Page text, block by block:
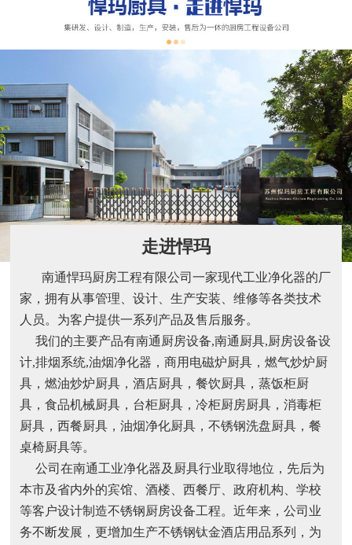
走进悍玛
南通悍玛厨房工程有限公司一家现代工业净化器的厂
家，拥有从事管理、设计、生产安装、维修等各类技术
人员。为客户提供一系列产品及售后服务。
我们的主要产品有南通厨房设备,南通厨具,厨房设备设
计,排烟系统,油烟净化器，商用电磁炉厨具，燃气炒炉厨
具，燃油炒炉厨具，酒店厨具，餐饮厨具，蒸饭柜厨
具，食品机械厨具，台柜厨具，冷柜厨房厨具，消毒柜
厨具，西餐厨具，油烟净化厨具，不锈钢洗盘厨具，餐
桌椅厨具等。
公司在南通工业净化器及厨具行业取得地位，先后为
本市及省内外的宾馆、酒楼、西餐厅、政府机构、学校
等客户设计制造不锈钢厨房设备工程。近年来，公司业
务不断发展，更增加生产不锈钢钛金酒店用品系列，为